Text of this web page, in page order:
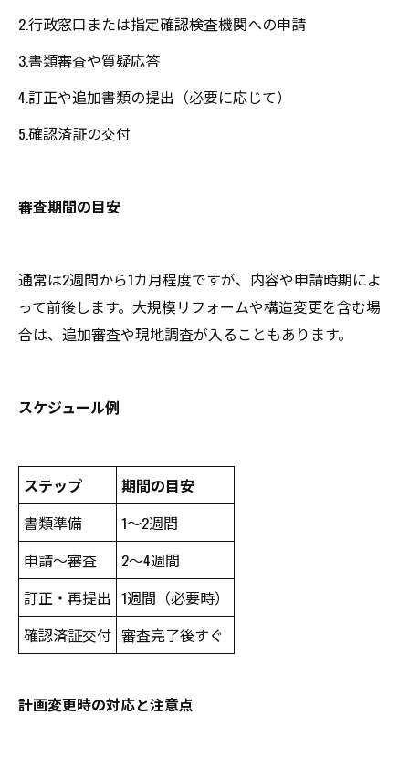
2.行政窓口または指定確認検査機関への申請
3.書類審査や質疑応答
4.訂正や追加書類の提出（必要に応じて）
5.確認済証の交付
審査期間の目安
通常は2週間から1カ月程度ですが、内容や申請時期によ
って前後します。大規模リフォームや構造変更を含む場
合は、追加審査や現地調査が入ることもあります。
スケジュール例
ステップ
期間の目安
書類準備
1〜2週間
申請〜審査
2〜4週間
訂正・再提出 1週間（必要時）
確認済証交付 審査完了後すぐ
計画変更時の対応と注意点